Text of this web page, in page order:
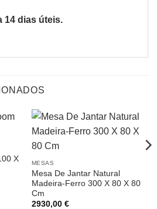
14 dias úteis.
X
MESAS
Mesa De Jantar Natural
Madeira-Ferro 300 X 80 X 80
Cm
2930,00 €